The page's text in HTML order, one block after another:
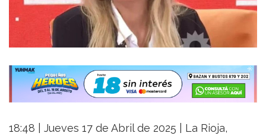
18:48 | Jueves 17 de Abril de 2025 | La Rioja,